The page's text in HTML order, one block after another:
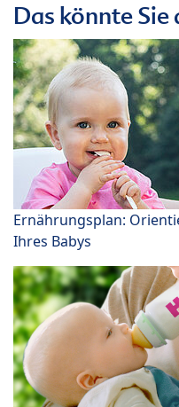
Das könnte
Ernährungsplan:
Ihres Babys